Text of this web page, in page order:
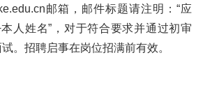
邮箱，邮件标题请注明：“应
人姓名”，对于符合要求并通过初审
。招聘启事在岗位招满前有效。